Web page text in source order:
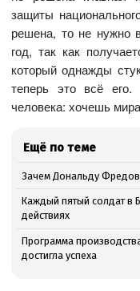
защиты
решена, то не нужно
год, так как
который однажды
теперь это всё его.
человека: хочешь
Ещё по теме
Зачем Дональду
Каждый пятый солдат в
действиях
Программа
достигла успеха